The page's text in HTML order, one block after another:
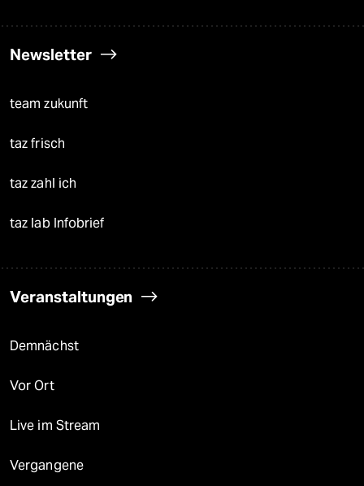
Newsletter
team zukunft
taz frisch
taz zahl ich
taz lab Infobrief
Veranstaltungen
Demnächst
Vor Ort
Live im Stream
Vergangene